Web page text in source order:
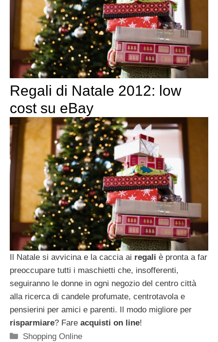
Regali di Natale 2012: low
cost su eBay
Il Natale si avvicina e la caccia ai regali è pronta a far
preoccupare tutti i maschietti che, insofferenti,
seguiranno le donne in ogni negozio del centro città
alla ricerca di candele profumate, centrotavola e
pensierini per amici e parenti. Il modo migliore per
risparmiare? Fare acquisti on line!
Categorie
Shopping Online